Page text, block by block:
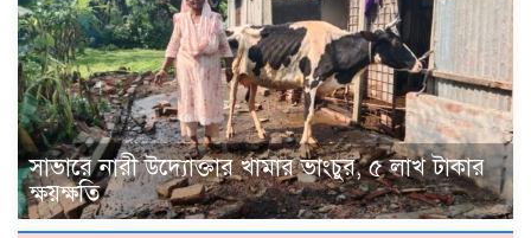
সাভারে নারী উদ্যোক্তার খামার ভাংচুর, ৫ লাখ টাকার
ক্ষয়ক্ষতি